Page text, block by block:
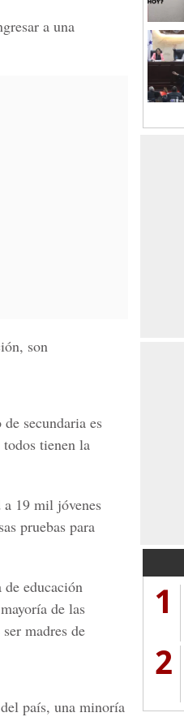
a una
, son
secundaria es
tienen la
19 mil jóvenes
pruebas para
de educación
de las
madres de
del país, una minoría
1
2